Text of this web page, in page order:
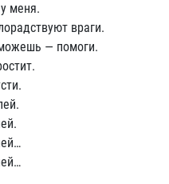
меня.
враги.
— помоги.